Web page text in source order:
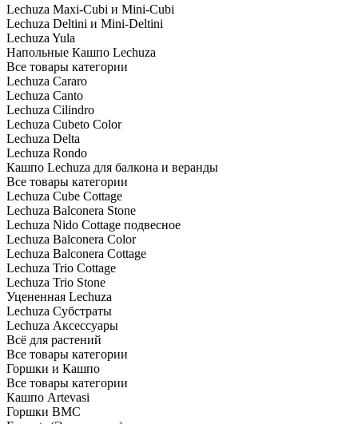
Lechuza Maxi-Cubi и Mini-Cubi
Lechuza Deltini и Mini-Deltini
Lechuza Yula
Напольные Кашпо Lechuza
Все товары категории
Lechuza Cararo
Lechuza Canto
Lechuza Cilindro
Lechuza Cubeto Color
Lechuza Delta
Lechuza Rondo
Кашпо Lechuza для балкона и веранды
Все товары категории
Lechuza Cube Cottage
Lechuza Balconera Stone
Lechuza Nido Cottage подвесное
Lechuza Balconera Color
Lechuza Balconera Cottage
Lechuza Trio Cottage
Lechuza Trio Stone
Уцененная Lechuza
Lechuza Субстраты
Lechuza Аксессуары
Всё для растений
Все товары категории
Горшки и Кашпо
Все товары категории
Кашпо Artevasi
Горшки BMC